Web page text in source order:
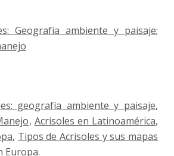
Geografía ambiente y paisaje;
geografía ambiente y paisaje,
, Acrisoles en Latinoamérica,
, Tipos de Acrisoles y sus mapas
Europa.